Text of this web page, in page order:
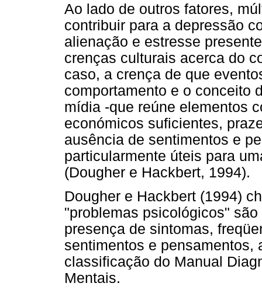
Ao lado de outros fatores,
contribuir para a depressão
alienação e estresse
crenças culturais acerca do
caso, a crença de que
comportamento e o conceito
mídia -que reúne elementos
económicos suficientes,
ausência de sentimentos e
particularmente úteis para
(Dougher e Hackbert, 1994).
Dougher e Hackbert (1994)
"problemas psicológicos"
presença de sintomas,
sentimentos e pensamentos,
classificação do Manual
Mentais.